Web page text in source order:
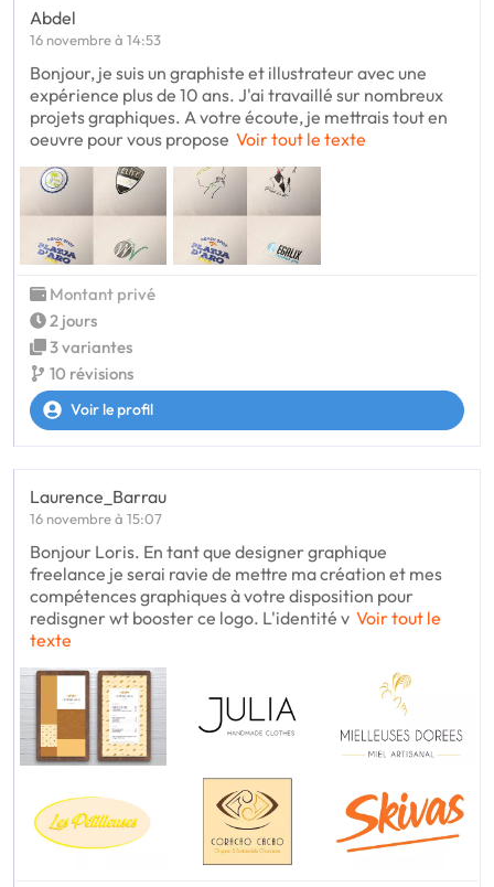
Abdel
16 novembre à 14:53
Bonjour, je suis un graphiste et illustrateur avec une
expérience plus de 10 ans. J'ai travaillé sur nombreux
projets graphiques. A votre écoute, je mettrais tout en
oeuvre pour vous propose Voir tout le texte
Montant privé
2 jours
3 variantes
10 révisions
Voir le profil
Laurence_Barrau
16 novembre à 15:07
Bonjour Loris. En tant que designer graphique
freelance je serai ravie de mettre ma création et mes
compétences graphiques à votre disposition pour
redisgner wt booster ce logo. L'identité v Voir tout le
texte